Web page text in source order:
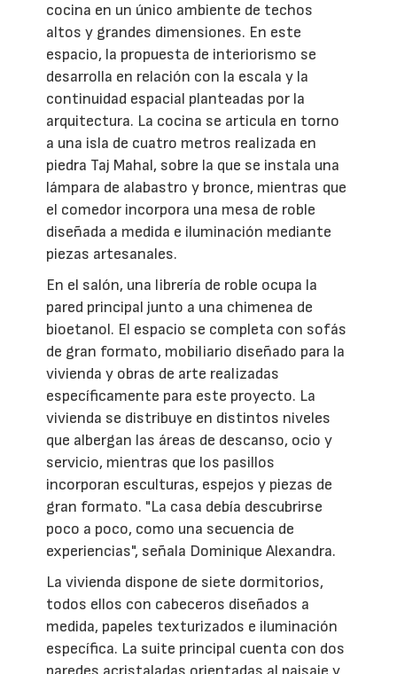
cocina en un único ambiente de techos
altos y grandes dimensiones. En este
espacio, la propuesta de interiorismo se
desarrolla en relación con la escala y la
continuidad espacial planteadas por la
arquitectura. La cocina se articula en torno
a una isla de cuatro metros realizada en
piedra Taj Mahal, sobre la que se instala una
lámpara de alabastro y bronce, mientras que
el comedor incorpora una mesa de roble
diseñada a medida e iluminación mediante
piezas artesanales.
En el salón, una librería de roble ocupa la
pared principal junto a una chimenea de
bioetanol. El espacio se completa con sofás
de gran formato, mobiliario diseñado para la
vivienda y obras de arte realizadas
específicamente para este proyecto. La
vivienda se distribuye en distintos niveles
que albergan las áreas de descanso, ocio y
servicio, mientras que los pasillos
incorporan esculturas, espejos y piezas de
gran formato. "La casa debía descubrirse
poco a poco, como una secuencia de
experiencias", señala Dominique Alexandra.
La vivienda dispone de siete dormitorios,
todos ellos con cabeceros diseñados a
medida, papeles texturizados e iluminación
específica. La suite principal cuenta con dos